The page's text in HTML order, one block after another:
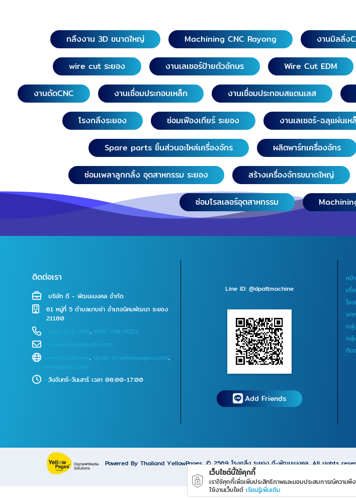
กลึงงาน 3D ขนาดใหญ่ Machining CNC Rayong งานมิลลิ่ง
wire cut ระยอง งานเลเซอร์ป้ายตัวอักษร Wire Cut EDM
งานดัดCNC งานเชื่อมประกอบเหล็ก งานเชื่อมประกอบสแตนเลส
โรงกลึงระยอง ซ่อมเฟืองเกียร์ ระยอง งานเลเซอร์-ฉลุแผ่นเห
Spare parts ชิ้นส่วนอะไหล่เครื่องจักร ผลิตพาร์ทเครื่องจักร
ซ่อมเพลาลูกกลิ้ง อุตสาหกรรม ระยอง สร้างเครื่องจักรขนาดใหญ่
ซ่อมโรลเลอร์อุตสาหกรรม
ติดต่อเรา
บริษัท ดี - พัฒนะมงคล จำกัด
61 หมู่ที่ 5 ตำบลมาบข่า อำเภอนิคมพัฒนา ระยอง
21180
, 089-748-0213
marketing@dpatt.co.th
www.d-patt.com, dpatt-th.yellowpages.co.th,
www.dpatt.co.th
วันจันทร์-วันเสาร์ เวลา 08:00-17:00
Line ID: @dpattmachine
Add Friends
หน้
เกี่
โร
บท
กลุ่
กลุ่
ติด
Powered By Thailand YellowPages © 2569โรงกลึง ระยอง ดี-พัฒนะมงคล All rights
เว็บไซต์นี้ใช้คุกกี้
เราใช้คุกกี้เพื่อเพิ่มประสิทธิภาพและมอบประสบการณ์ความพึ
ใช้งานเว็บไซต์ เรียนรู้เพิ่มเติม